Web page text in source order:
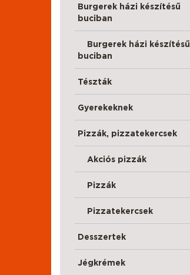
Burgerek házi készítésű
buciban
Burgerek házi készítésű
buciban
Tészták
Gyerekeknek
Pizzák, pizzatekercsek
Akciós pizzák
Pizzák
Pizzatekercsek
Desszertek
Jégkrémek